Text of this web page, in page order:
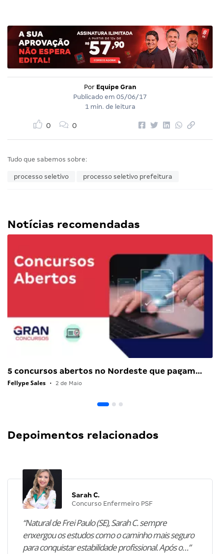
Por Equipe Gran
Publicado em 05/06/17
1 min. de leitura
0 0
Tudo que sabemos sobre:
processo seletivo processo seletivo prefeitura
Notícias recomendadas
5 concursos abertos no Nordeste que pagam…
Fellype Sales • 2 de Maio
Depoimentos relacionados
Sarah C.
Concurso Enfermeiro PSF
“Natural de Frei Paulo (SE), Sarah C. sempre
enxergou os estudos como o caminho mais seguro
para conquistar estabilidade profissional. Após o…”